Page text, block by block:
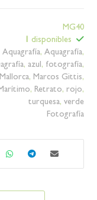
MG40
1 disponibles
Aquagrafía, Aquagrafía,
, azul, fotografía,
Mallorca, Marcos Gittis,
, Retrato, rojo,
turquesa, verde
Fotografía